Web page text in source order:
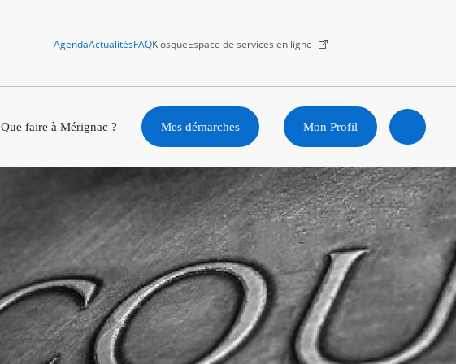
AgendaActualitésFAQKiosqueEspace de services en ligne
Que faire à Mérignac ? Mes démarches Mon Profil
Ouvrir
la